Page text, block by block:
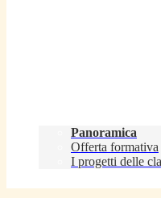
Panoramica
Offerta formativa
I progetti delle